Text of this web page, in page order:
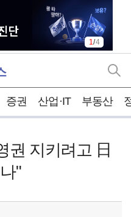
1/4
증권 산업·IT 부동산
권 지키려고 日
"